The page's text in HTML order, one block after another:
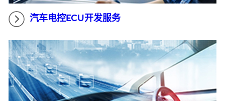
汽车电控ECU开发服务